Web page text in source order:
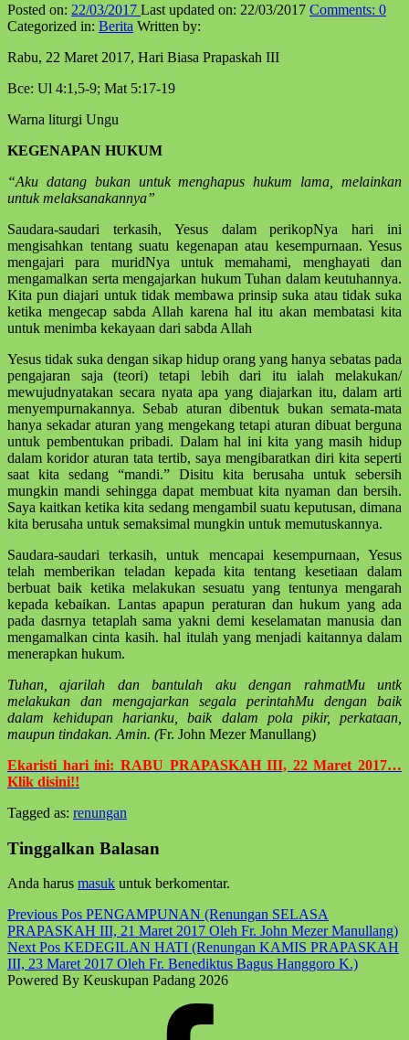
Posted on: 22/03/2017 Last updated on: 22/03/2017 Comments: 0
Categorized in: Berita Written by:
Rabu, 22 Maret 2017, Hari Biasa Prapaskah III
Bce: Ul 4:1,5-9; Mat 5:17-19
Warna liturgi Ungu
KEGENAPAN HUKUM
“Aku datang bukan untuk menghapus hukum lama, melainkan
untuk melaksanakannya”
Saudara-saudari terkasih, Yesus dalam perikopNya hari ini
mengisahkan tentang suatu kegenapan atau kesempurnaan. Yesus
mengajari para muridNya untuk memahami, menghayati dan
mengamalkan serta mengajarkan hukum Tuhan dalam keutuhannya.
Kita pun diajari untuk tidak membawa prinsip suka atau tidak suka
ketika mengecap sabda Allah karena hal itu akan membatasi kita
untuk menimba kekayaan dari sabda Allah
Yesus tidak suka dengan sikap hidup orang yang hanya sebatas pada
pengajaran saja (teori) tetapi lebih dari itu ialah melakukan/
mewujudnyatakan secara nyata apa yang diajarkan itu, dalam arti
menyempurnakannya. Sebab aturan dibentuk bukan semata-mata
hanya sekadar aturan yang mengekang tetapi aturan dibuat berguna
untuk pembentukan pribadi. Dalam hal ini kita yang masih hidup
dalam koridor aturan tata tertib, saya mengibaratkan diri kita seperti
saat kita sedang “mandi.” Disitu kita berusaha untuk sebersih
mungkin mandi sehingga dapat membuat kita nyaman dan bersih.
Saya kaitkan ketika kita sedang mengambil suatu keputusan, dimana
kita berusaha untuk semaksimal mungkin untuk memutuskannya.
Saudara-saudari terkasih, untuk mencapai kesempurnaan, Yesus
telah memberikan teladan kepada kita tentang kesetiaan dalam
berbuat baik ketika melakukan sesuatu yang tentunya mengarah
kepada kebaikan. Lantas apapun peraturan dan hukum yang ada
pada dasrnya tetaplah sama yakni demi keselamatan manusia dan
mengamalkan cinta kasih. hal itulah yang menjadi kaitannya dalam
menerapkan hukum.
Tuhan, ajarilah dan bantulah aku dengan rahmatMu untk
melakukan dan mengajarkan segala perintahMu dengan baik
dalam kehidupan harianku, baik dalam pola pikir, perkataan,
maupun tindakan. Amin. (Fr. John Mezer Manullang)
Ekaristi hari ini: RABU PRAPASKAH III, 22 Maret 2017…
Klik disini!!
Tagged as: renungan
back
main
Tinggalkan Balasan
Anda harus masuk untuk berkomentar.
Post
navigation
Previous Pos PENGAMPUNAN (Renungan SELASA
PRAPASKAH III, 21 Maret 2017 Oleh Fr. John Mezer Manullang)
Next Pos KEDEGILAN HATI (Renungan KAMIS PRAPASKAH
III, 23 Maret 2017 Oleh Fr. Benediktus Bagus Hanggoro K.)
Powered By Keuskupan Padang 2026